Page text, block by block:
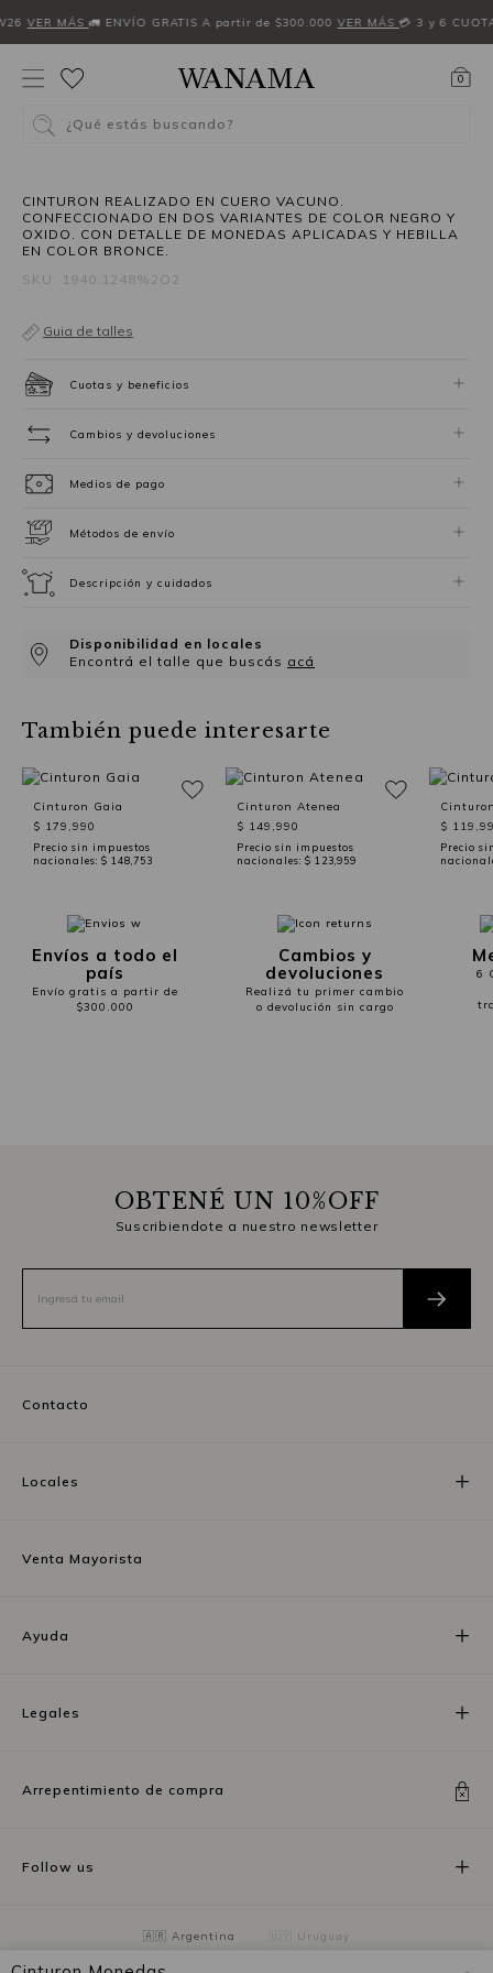
VER MÁS 🚛 ENVÍO GRATIS A partir de $300.000 VER MÁS 💳 3 y 6
0
¿Qué estás buscando?
CINTURON REALIZADO EN CUERO VACUNO.
CONFECCIONADO EN DOS VARIANTES DE COLOR NEGRO Y
OXIDO. CON DETALLE DE MONEDAS APLICADAS Y HEBILLA
EN COLOR BRONCE.
SKU: 1940.1248%2O2
Guia de talles
Cuotas y beneficios
Cambios y devoluciones
Medios de pago
Métodos de envío
Descripción y cuidados
Disponibilidad en locales
Encontrá el talle que buscás acá
También puede interesarte
Cinturon Gaia
$ 179,990
Precio sin impuestos
nacionales: $ 148,753
Cinturon Atenea
$ 149,990
Precio sin impuestos
nacionales: $ 123,959
$
Precio
Envíos a todo el
país
Envío gratis a partir de
$300.000
Cambios y
devoluciones
Realizá tu primer cambio
o devolución sin cargo
6
OBTENÉ UN 10%OFF
Suscribiendote a nuestro newsletter
Contacto
Locales
Venta Mayorista
Ayuda
Legales
Arrepentimiento de compra
Follow us
🇦🇷 Argentina 🇺🇾 Uruguay